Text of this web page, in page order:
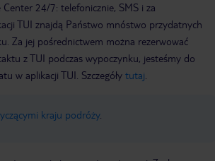
24/7: telefonicznie, SMS i za
TUI znajdą Państwo mnóstwo przydatnych
Za jej pośrednictwem można rezerwować
z TUI podczas wypoczynku, jesteśmy do
w aplikacji TUI. Szczegóły tutaj
kraju podróży.